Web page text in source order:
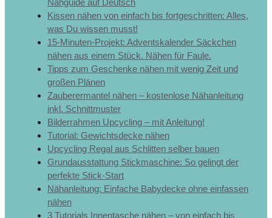
Nähguide auf Deutsch
Kissen nähen von einfach bis fortgeschritten: Alles,
was Du wissen musst!
15-Minuten-Projekt: Adventskalender Säckchen
nähen aus einem Stück. Nähen für Faule.
Tipps zum Geschenke nähen mit wenig Zeit und
großen Plänen
Zauberermantel nähen – kostenlose Nähanleitung
inkl. Schnittmuster
Bilderrahmen Upcycling – mit Anleitung!
Tutorial: Gewichtsdecke nähen
Upcycling Regal aus Schlitten selber bauen
Grundausstattung Stickmaschine: So gelingt der
perfekte Stick-Start
Nähanleitung: Einfache Babydecke ohne einfassen
nähen
3 Tutorials Innentasche nähen – von einfach bis